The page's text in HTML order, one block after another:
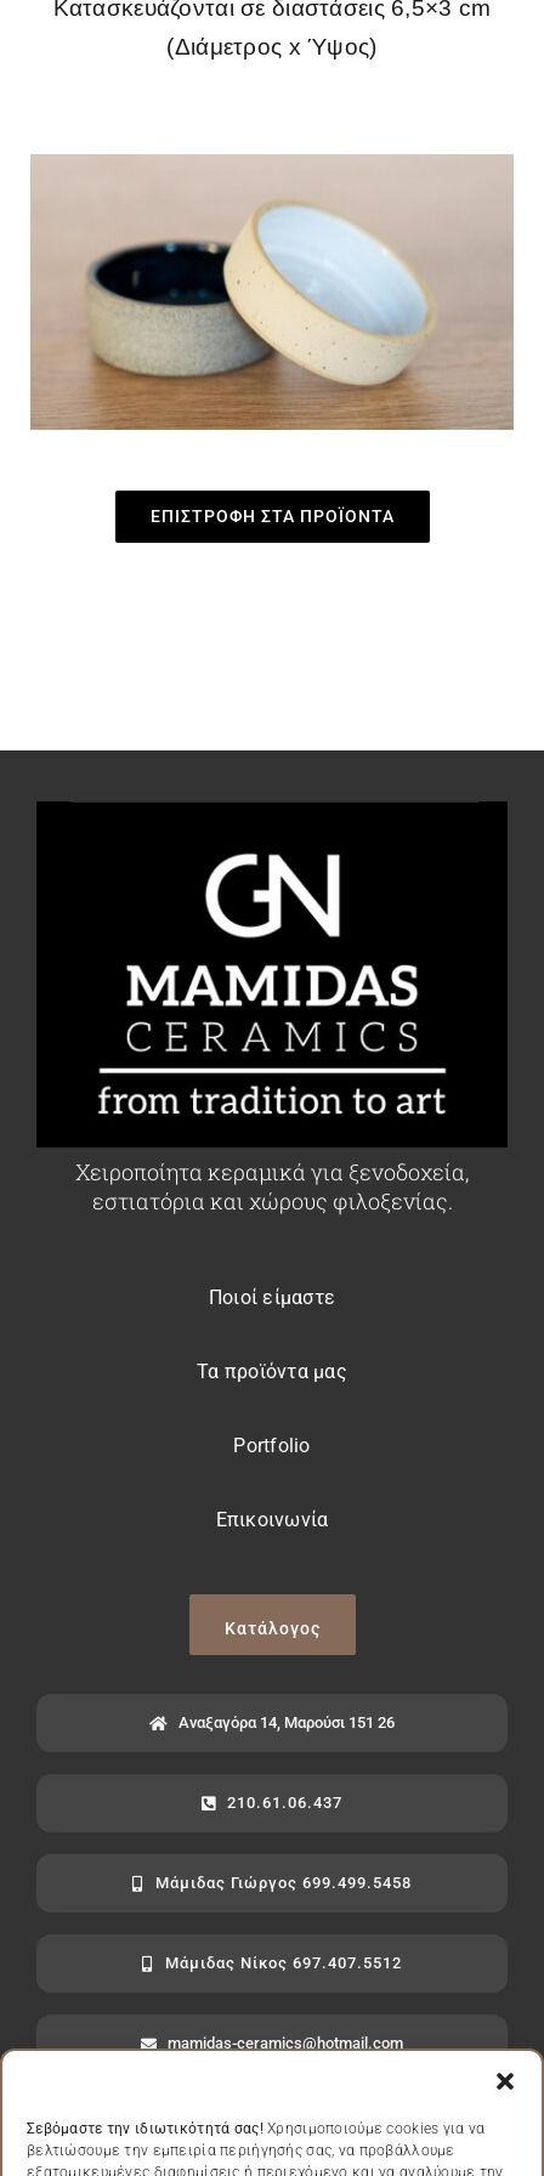
Σεβόμαστε την ιδιωτικότητά σας!Χρησιμοποιούμε cookies για να
βελτιώσουμε την εμπειρία περιήγησής σας, να προβάλλουμε
εξατομικευμένες διαφημίσεις ή περιεχόμενο και να αναλύουμε την
Κατασκευάζονται σε διαστάσεις 6,5×3 cm
(Διάμετρος x Ύψος)
ΕΠΙΣΤΡΟΦΗ ΣΤΑ ΠΡΟΪΟΝΤΑ
Χειροποίητα κεραμικά για ξενοδοχεία,
εστιατόρια και χώρους φιλοξενίας.
Ποιοί είμαστε
Τα προϊόντα μας
Portfolio
Επικοινωνία
Κατάλογος
Αναξαγόρα 14, Μαρούσι 151 26
210.61.06.437
Μάμιδας Γιώργος 699.499.5458
Μάμιδας Νίκος 697.407.5512
mamidas-ceramics@hotmail.com